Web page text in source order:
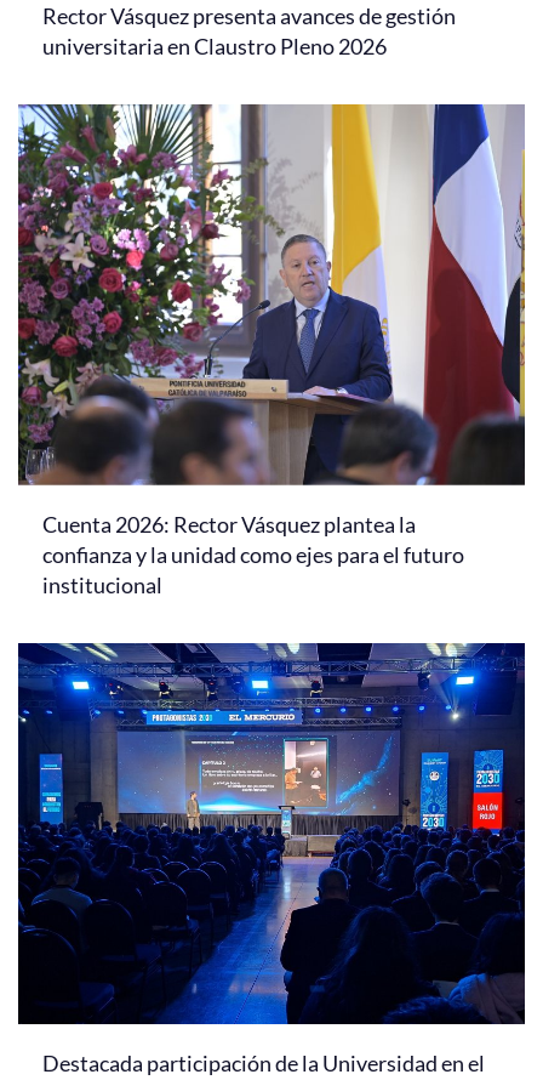
Rector Vásquez presenta avances de gestión
universitaria en Claustro Pleno 2026
Cuenta 2026: Rector Vásquez plantea la
confianza y la unidad como ejes para el futuro
institucional
Destacada participación de la Universidad en el